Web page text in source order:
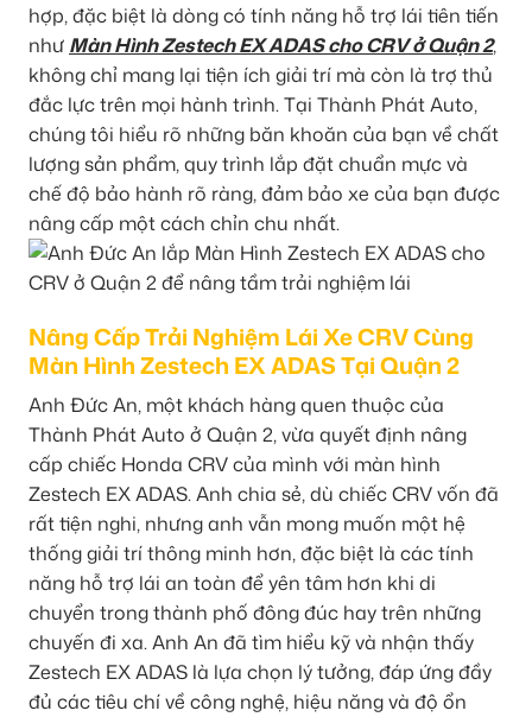
hợp, đặc biệt là dòng có tính năng hỗ trợ lái tiên tiến
như Màn Hình Zestech EX ADAS cho CRV ở Quận 2,
không chỉ mang lại tiện ích giải trí mà còn là trợ thủ
đắc lực trên mọi hành trình. Tại Thành Phát Auto,
chúng tôi hiểu rõ những băn khoăn của bạn về chất
lượng sản phẩm, quy trình lắp đặt chuẩn mực và
chế độ bảo hành rõ ràng, đảm bảo xe của bạn được
nâng cấp một cách chỉn chu nhất.
Nâng Cấp Trải Nghiệm Lái Xe CRV Cùng
Màn Hình Zestech EX ADAS Tại Quận 2
Anh Đức An, một khách hàng quen thuộc của
Thành Phát Auto ở Quận 2, vừa quyết định nâng
cấp chiếc Honda CRV của mình với màn hình
Zestech EX ADAS. Anh chia sẻ, dù chiếc CRV vốn đã
rất tiện nghi, nhưng anh vẫn mong muốn một hệ
thống giải trí thông minh hơn, đặc biệt là các tính
năng hỗ trợ lái an toàn để yên tâm hơn khi di
chuyển trong thành phố đông đúc hay trên những
chuyến đi xa. Anh An đã tìm hiểu kỹ và nhận thấy
Zestech EX ADAS là lựa chọn lý tưởng, đáp ứng đầy
đủ các tiêu chí về công nghệ, hiệu năng và độ ổn